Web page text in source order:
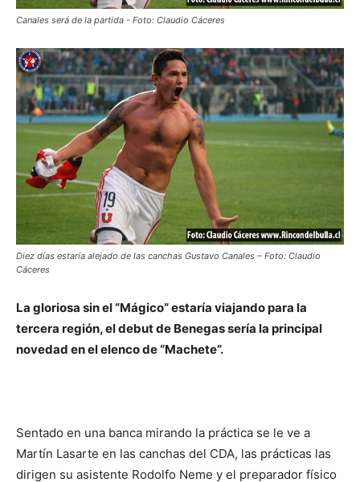
Canales será de la partida - Foto: Claudio Cáceres
Diez días estaría alejado de las canchas Gustavo Canales – Foto: Claudio
Cáceres
La gloriosa sin el “Mágico” estaría viajando para la
tercera región, el debut de Benegas sería la principal
novedad en el elenco de “Machete”.
Sentado en una banca mirando la práctica se le ve a
Martín Lasarte en las canchas del CDA, las prácticas las
dirigen su asistente Rodolfo Neme y el preparador físico